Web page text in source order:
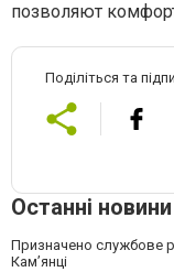
позволяют
Поділіться та
Останні новини
Призначено службове
Кам’янці